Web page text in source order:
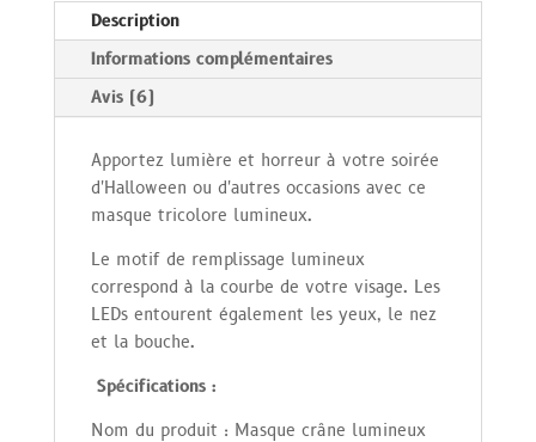
Description
Informations complémentaires
Avis (6)
Apportez lumière et horreur à votre soirée
d'Halloween ou d'autres occasions avec ce
masque tricolore lumineux.
Le motif de remplissage lumineux
correspond à la courbe de votre visage. Les
LEDs entourent également les yeux, le nez
et la bouche.
Spécifications :
Nom du produit : Masque crâne lumineux